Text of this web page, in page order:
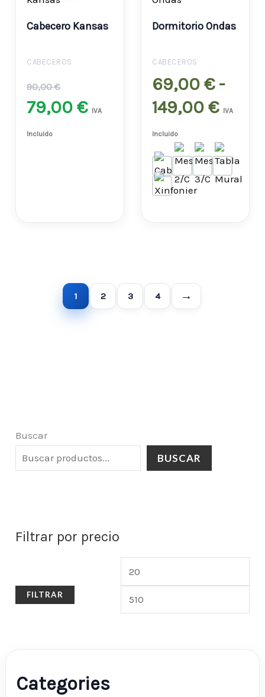
Buscar
BUSCAR
Filtrar por precio
FILTRAR
Categories
Cabecero Kansas
CABECEROS
90,00€
original
90,00 €.
79,00€
actual
IVA
Incluido
Dormitorio Ondas
CABECEROS
69,00€ -
149,00€
hasta
IVA
Incluido
1 2 3 4 →